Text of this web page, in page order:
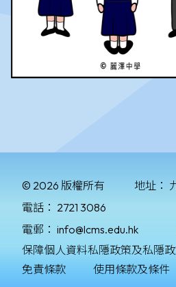
© 2026 版權所有 地址：
電話： 2721 3086
電郵： info@lcms.edu.hk
保障個人資料私隱政策及私隱
免責條款
使用條款及條件